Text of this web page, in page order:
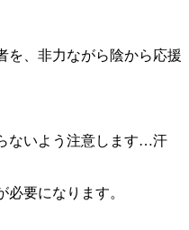
を、非力ながら陰から応援
ないよう注意します…汗
要になります。